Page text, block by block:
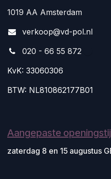
1019 AA Amsterdam
verkoop@vd-pol.nl
020 - 66 55 872
KvK: 33060306
BTW: NL810862177B01
Aangepaste
zaterdag 8 en 15 augustus